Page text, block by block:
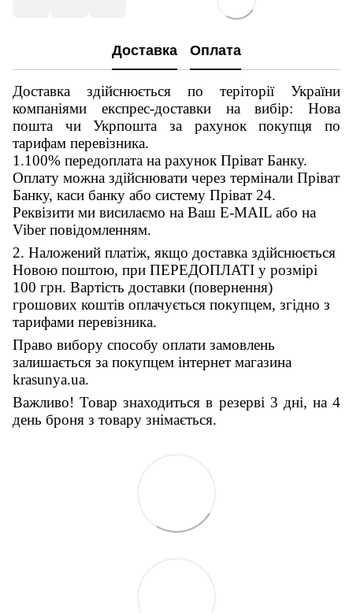
Доставка Оплата
Доставка здійснюється по теріторії України
компаніями експрес-доставки на вибір: Нова
пошта чи Укрпошта за рахунок покупця по
тарифам перевізника.
1.100% передоплата на рахунок Пріват Банку.
Оплату можна здійснювати через термінали Пріват
Банку, каси банку або систему Пріват 24.
Реквізити ми висилаємо на Ваш E-MAIL або на
Viber повідомленням.
2. Наложений платіж, якщо доставка здійснюється
Новою поштою, при ПЕРЕДОПЛАТІ у розмірі
100 грн. Вартість доставки (повернення)
грошових коштів оплачується покупцем, згідно з
тарифами перевізника.
Право вибору способу оплати замовлень
залишається за покупцем інтернет магазина
krasunya.ua.
Важливо! Товар знаходиться в резерві 3 дні, на 4
день броня з товару знімається.